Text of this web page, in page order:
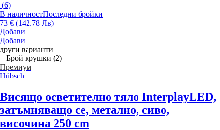
(6)
В наличностПоследни бройки
73 € (142,78 Лв)
Добави
Добави
други варианти
+ Брой крушки (2)
Премиум
Hübsch
Висящо осветително тяло InterplayLED,
затъмняващо се, метално, сиво,
височина 250 cm